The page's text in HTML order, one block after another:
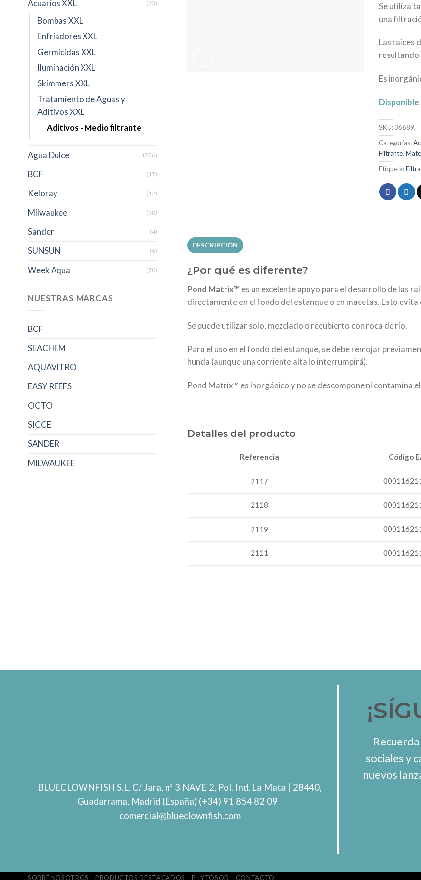
Acuarios XXL (23)
Bombas XXL
Enfriadores XXL
Germicidas XXL
Iluminación XXL
Skimmers XXL
Tratamiento de Aguas y
Aditivos XXL
Aditivos - Medio filtrante
Agua Dulce (226)
BCF (17)
Keloray (12)
Milwaukee (98)
Sander (4)
SUNSUN (6)
Week Aqua (70)
NUESTRAS MARCAS
BCF
SEACHEM
AQUAVITRO
EASY REEFS
OCTO
SICCE
SANDER
MILWAUKEE
Se utiliza
una
Las raíces
resultando
Es
Disponible
SKU:36689
Categorías:
Filtrante,
Etiqueta:
DESCRIPCIÓN
¿Por qué es diferente?
Pond Matrix™ es un excelente apoyo para el desarrollo de las
directamente en el fondo del estanque o en macetas. Esto evita
Se puede utilizar solo, mezclado o recubierto con roca de río.
Para el uso en el fondo del estanque, se debe remojar
hunda (aunque una corriente alta lo interrumpirá).
Pond Matrix™ es inorgánico y no se descompone ni contamina
Detalles del producto
Referencia Código
2117
2118
2119
2111
BLUECLOWNFISH S.L. C/ Jara, nº 3 NAVE 2, Pol. Ind. La Mata | 28440,
Guadarrama, Madrid (España) (+34) 91 854 82 09
comercial@blueclownfish.com
sociales y
nuevos
SOBRE NOSOTROS PRODUCTOS DESTACADOS PHYTOSOD CONTACTO